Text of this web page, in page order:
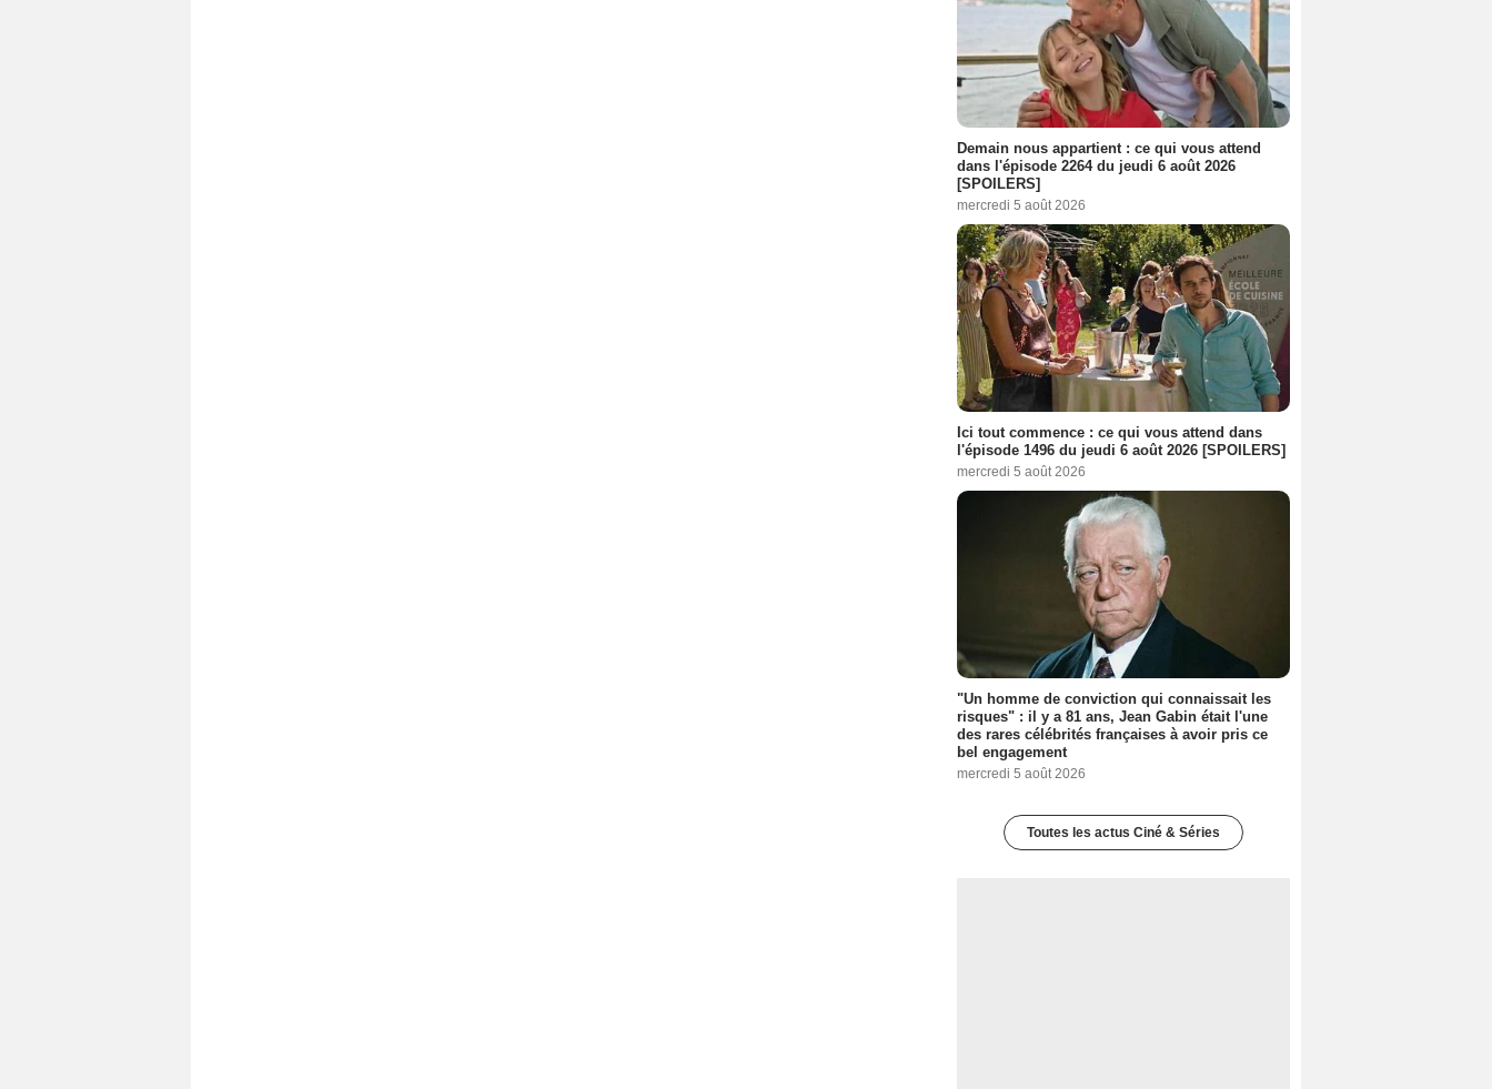
Demain nous appartient : ce qui vous attend
dans l'épisode 2264 du jeudi 6 août 2026
[SPOILERS]
mercredi 5 août 2026
Ici tout commence : ce qui vous attend dans
l'épisode 1496 du jeudi 6 août 2026 [SPOILERS]
mercredi 5 août 2026
"Un homme de conviction qui connaissait les
risques" : il y a 81 ans, Jean Gabin était l'une
des rares célébrités françaises à avoir pris ce
bel engagement
mercredi 5 août 2026
Toutes les actus Ciné & Séries